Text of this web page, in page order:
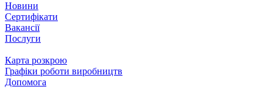
Новини
Сертифікати
Вакансії
Послуги
Карта розкрою
Графіки роботи виробництв
Допомога